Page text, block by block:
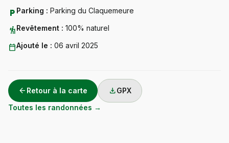
local_parking Parking : Parking du Claquemeure
hikingRevêtement : 100% naturel
calendar_todayAjouté le : 06 avril 2025
arrow_back Retour à la carte downloadGPX
Toutes les randonnées →